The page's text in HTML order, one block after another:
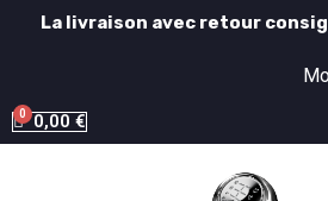
La livraison avec retour
0,00 €